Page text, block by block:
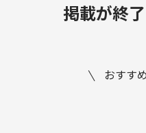
掲載が終
おすす